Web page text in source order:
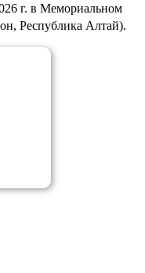
г. в Мемориальном
Республика Алтай).